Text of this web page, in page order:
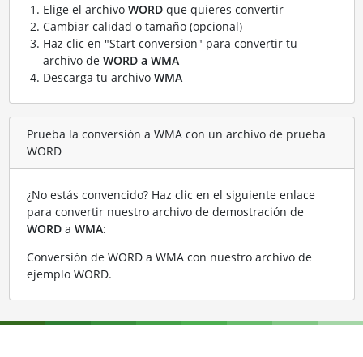
Elige el archivo WORDque quieres convertir
Cambiar calidad o tamaño (opcional)
Haz clic en "Start conversion" para convertir tu
archivo de WORD a WMA
Descarga tu archivo WMA
Prueba la conversión a WMA con un archivo de prueba
WORD
¿No estás convencido? Haz clic en el siguiente enlace
para convertir nuestro archivo de demostración de
WORDa WMA:
Conversión de WORD a WMA con nuestro archivo de
ejemplo WORD.